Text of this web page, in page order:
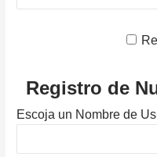
Registro de
Escoja un Nombre de